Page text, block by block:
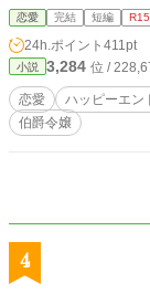
める。 ※エピローグにてひとまず完結ですが、疑問点があがっていた所や、具
体的な姉妹に対する差
書いているので不定期
いただきます。よろし
と致します。 (2021/02/07 02:00) 小説家になろう・
載を始めました。 恋愛及び全体１位ありがとうございます！ ※感想の取り扱い
については近況ボード
恋愛 完結 短編 R15
24h.ポイント 411pt
小説 3,284 位 /
恋愛 ハッピーエン
伯爵令嬢
4